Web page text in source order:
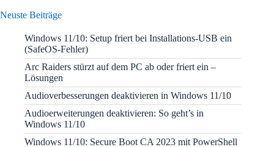
Neuste Beiträge
Windows 11/10: Setup friert bei Installations-USB ein
(SafeOS-Fehler)
Arc Raiders stürzt auf dem PC ab oder friert ein –
Lösungen
Audioverbesserungen deaktivieren in Windows 11/10
Audioerweiterungen deaktivieren: So geht’s in
Windows 11/10
Windows 11/10: Secure Boot CA 2023 mit PowerShell